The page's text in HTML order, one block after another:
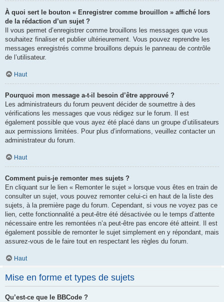
À quoi sert le bouton « Enregistrer comme brouillon » affiché lors
de la rédaction d’un sujet ?
Il vous permet d’enregistrer comme brouillons les messages que vous
souhaitez finaliser et publier ultérieurement. Vous pouvez reprendre les
messages enregistrés comme brouillons depuis le panneau de contrôle
de l’utilisateur.
Haut
Pourquoi mon message a-t-il besoin d’être approuvé ?
Les administrateurs du forum peuvent décider de soumettre à des
vérifications les messages que vous rédigez sur le forum. Il est
également possible que vous ayez été placé dans un groupe d’utilisateurs
aux permissions limitées. Pour plus d’informations, veuillez contacter un
administrateur du forum.
Haut
Comment puis-je remonter mes sujets ?
En cliquant sur le lien « Remonter le sujet » lorsque vous êtes en train de
consulter un sujet, vous pouvez remonter celui-ci en haut de la liste des
sujets, à la première page du forum. Cependant, si vous ne voyez pas ce
lien, cette fonctionnalité a peut-être été désactivée ou le temps d’attente
nécessaire entre les remontées n’a peut-être pas encore été atteint. Il est
également possible de remonter le sujet simplement en y répondant, mais
assurez-vous de le faire tout en respectant les règles du forum.
Haut
Mise en forme et types de sujets
Qu’est-ce que le BBCode ?